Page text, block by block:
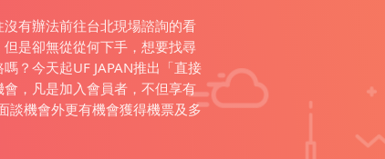
有辦法前往台北現場諮詢的看
是卻無從從何下手，想要找尋
？今天起UF JAPAN推出「直接
，凡是加入會員者，不但享有
談機會外更有機會獲得機票及多